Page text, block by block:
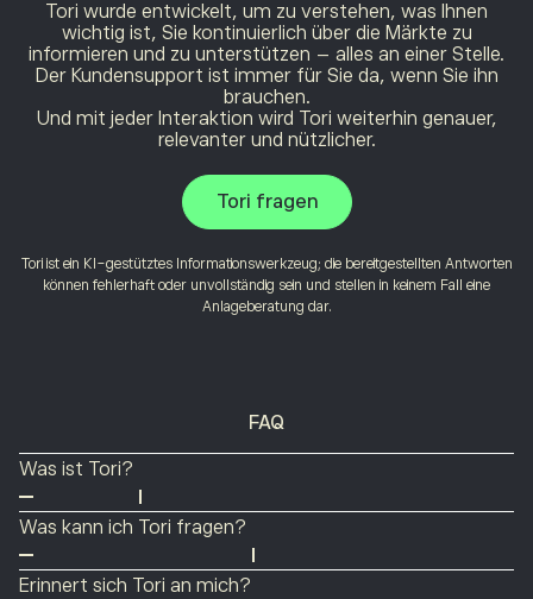
Tori wurde entwickelt, um zu verstehen, was Ihnen
wichtig ist, Sie kontinuierlich über die Märkte zu
informieren und zu unterstützen – alles an einer Stelle.
Der Kundensupport ist immer für Sie da, wenn Sie ihn
brauchen.
Und mit jeder Interaktion wird Tori weiterhin genauer,
relevanter und nützlicher.
Tori fragen
Tori ist ein KI-gestütztes Informationswerkzeug; die bereitgestellten Antworten
können fehlerhaft oder unvollständig sein und stellen in keinem Fall eine
Anlageberatung dar.
FAQ
Was ist Tori?
Tori ist der Anlageassistent von eToro. Damit erkunden
Sie Märkte, analysieren Ihr Portfolio und verstehen, was
passiert – alles in natürlichen Konversationen.
Was kann ich Tori fragen?
Fragen Sie nach Markttrends, analysieren Sie Ihr
Erinnert sich Tori an mich?